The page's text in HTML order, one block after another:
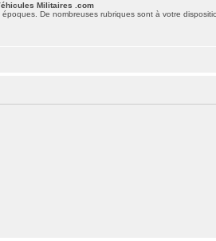
Militaires .com
De nombreuses rubriques sont à votre